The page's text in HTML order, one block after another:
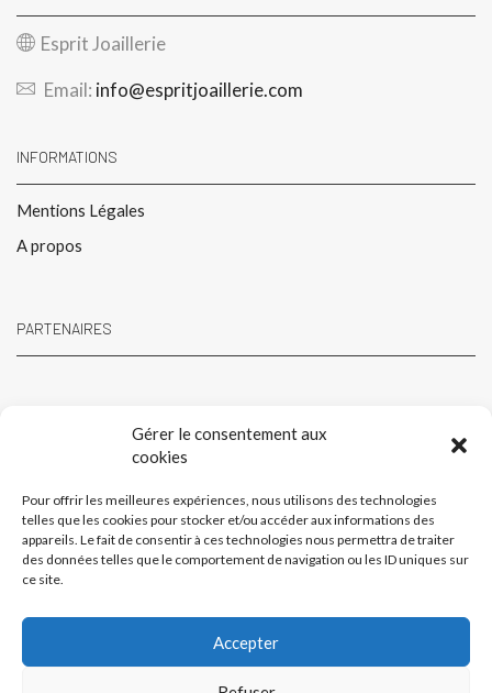
Gérer le consentement aux
cookies
Pour offrir les meilleures expériences, nous utilisons des technologies
telles que les cookies pour stocker et/ou accéder aux informations des
appareils. Le fait de consentir à ces technologies nous permettra de traiter
des données telles que le comportement de navigation ou les ID uniques sur
ce site.
Accepter
Esprit Joaillerie
Email: info@espritjoaillerie.com
INFORMATIONS
Mentions Légales
A propos
PARTENAIRES